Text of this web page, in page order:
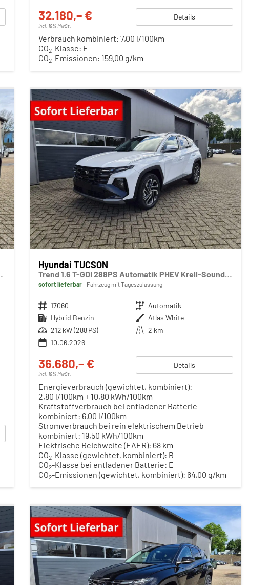
32.180,– €
incl. 19% MwSt.
Details
Verbrauch kombiniert: 7,00 l/100km
CO2-Klasse: F
CO2-Emissionen: 159,00 g/km
Hyundai TUCSON
Trend 1.6 T-GDI 288PS Automatik PHEV Krell-Sound Teill-Leder elektr. Heckklappe ACC Klimaautomatik Sitzheizung Lenkrandheizung Navi PDC v+h Rückf.Kamera Apple CarPlay + Android Auto 2xKeyless 19-LM vollelektr. Reichweite 68KM
sofort lieferbar Fahrzeug mit Tageszulassung
Fahrzeugnr. 17060 Getriebe Automatik
Kraftstoff Hybrid Benzin Außenfarbe Atlas White
Leistung 212 kW (288 PS) Kilometerstand 2 km
10.06.2026
36.680,– €
incl. 19% MwSt.
Details
Energieverbrauch (gewichtet, kombiniert):
2,80 l/100km + 10,80 kWh/100km
Kraftstoffverbrauch bei entladener Batterie
kombiniert: 6,00 l/100km
Stromverbrauch bei rein elektrischem Betrieb
kombiniert: 19,50 kWh/100km
Elektrische Reichweite (EAER): 68 km
CO2-Klasse (gewichtet, kombiniert): B
CO2-Klasse bei entladener Batterie: E
CO2-Emissionen (gewichtet, kombiniert): 64,00 g/km